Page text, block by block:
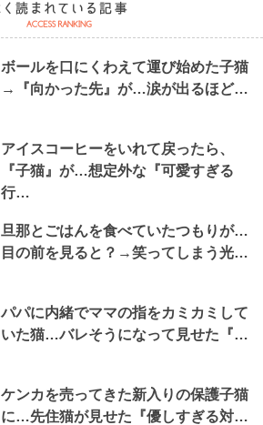
ボールを口にくわえて運び始めた子猫
→『向かった先』が…涙が出るほど…
アイスコーヒーをいれて戻ったら、
『子猫』が…想定外な『可愛すぎる
行…
旦那とごはんを食べていたつもりが…
目の前を見ると？→笑ってしまう光…
パパに内緒でママの指をカミカミして
いた猫…バレそうになって見せた『…
ケンカを売ってきた新入りの保護子猫
に…先住猫が見せた『優しすぎる対…